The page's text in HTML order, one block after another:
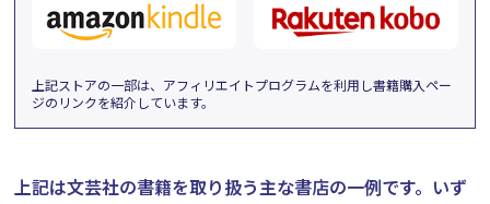
上記ストアの一部は、アフィリエイトプログラムを利用し書籍購入ペー
ジのリンクを紹介しています。
上記は文芸社の書籍を取り扱う主な書店の一例です。 いず